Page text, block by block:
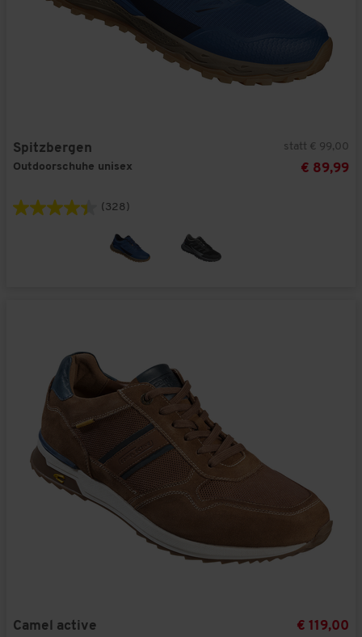
Spitzbergen
Outdoorschuhe unisex
statt € 99,00
€ 89,99
(328)
Camel active € 119,00